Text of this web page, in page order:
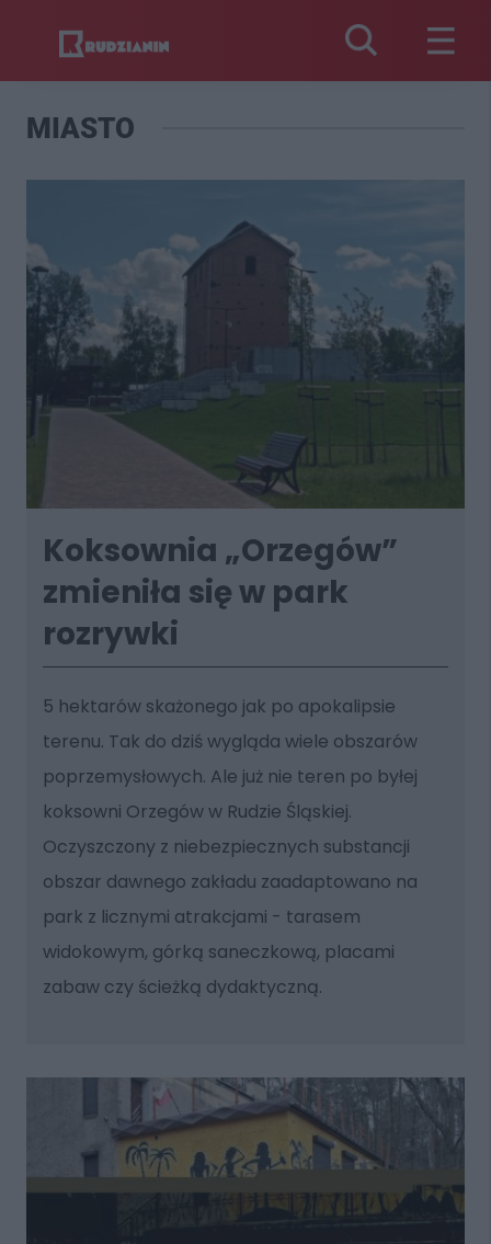
MIASTO
Koksownia „Orzegów”
zmieniła się w park
rozrywki
5 hektarów skażonego jak po apokalipsie
terenu. Tak do dziś wygląda wiele obszarów
poprzemysłowych. Ale już nie teren po byłej
koksowni Orzegów w Rudzie Śląskiej.
Oczyszczony z niebezpiecznych substancji
obszar dawnego zakładu zaadaptowano na
park z licznymi atrakcjami - tarasem
widokowym, górką saneczkową, placami
zabaw czy ścieżką dydaktyczną.